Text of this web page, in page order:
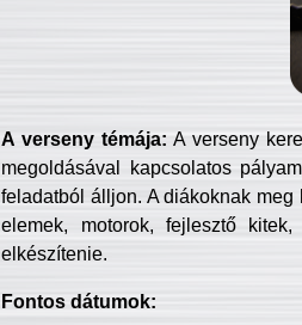
A verseny témája: A verseny
megoldásával kapcsolatos
feladatból álljon. A diákoknak
elemek, motorok, fejlesztő
elkészítenie.
Fontos dátumok: